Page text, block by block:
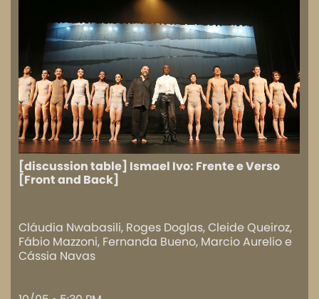
[discussion table] Ismael Ivo: Frente e Verso
[Front and Back]
Cláudia Nwabasili, Roges Doglas, Cleide Queiroz,
Fábio Mazzoni, Fernanda Bueno, Marcio Aurelio e
Cássia Navas